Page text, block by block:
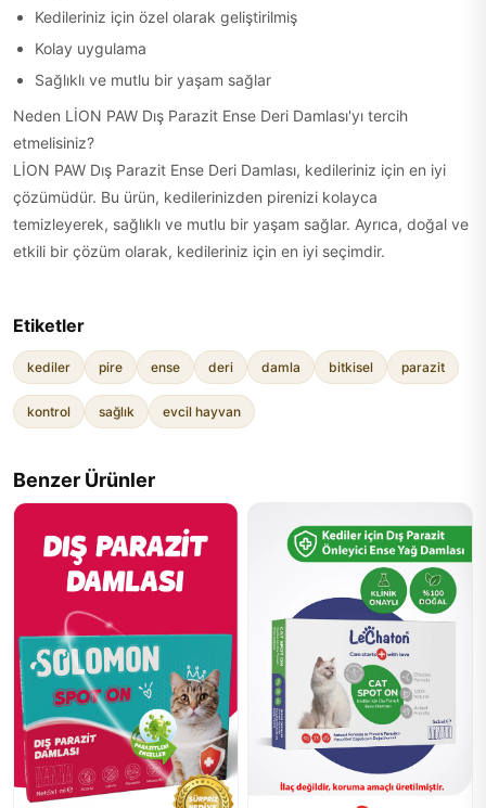
Kedileriniz için özel olarak geliştirilmiş
Kolay uygulama
Sağlıklı ve mutlu bir yaşam sağlar
Neden LİON PAW Dış Parazit Ense Deri Damlası'yı tercih
etmelisiniz?
LİON PAW Dış Parazit Ense Deri Damlası, kedileriniz için en iyi
çözümüdür. Bu ürün, kedilerinizden pirenizi kolayca
temizleyerek, sağlıklı ve mutlu bir yaşam sağlar. Ayrıca, doğal ve
etkili bir çözüm olarak, kedileriniz için en iyi seçimdir.
Etiketler
kediler pire ense deri damla bitkisel parazit
kontrol sağlık evcil hayvan
Benzer Ürünler